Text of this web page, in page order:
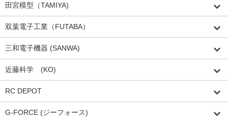
田宮模型（TAMIYA)
双葉電子工業（FUTABA）
三和電子機器 (SANWA)
近藤科学 (KO)
RC DEPOT
G-FORCE (ジーフォース)